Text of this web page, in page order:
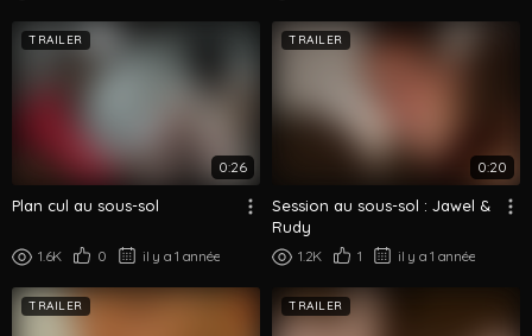
TRAILER
0:26
Plan cul au sous-sol
1.6K 0 il y a 1 année
TRAILER
0:20
Session au sous-sol : Jawel &
Rudy
1.2K 1 il y a 1 année
TRAILER TRAILER